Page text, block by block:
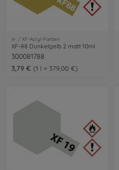
X- / XF-Acryl-Farben
XF-88 Dunkelgelb 2 matt 10ml
300081788
3,79 €
1 l = 379,00 €